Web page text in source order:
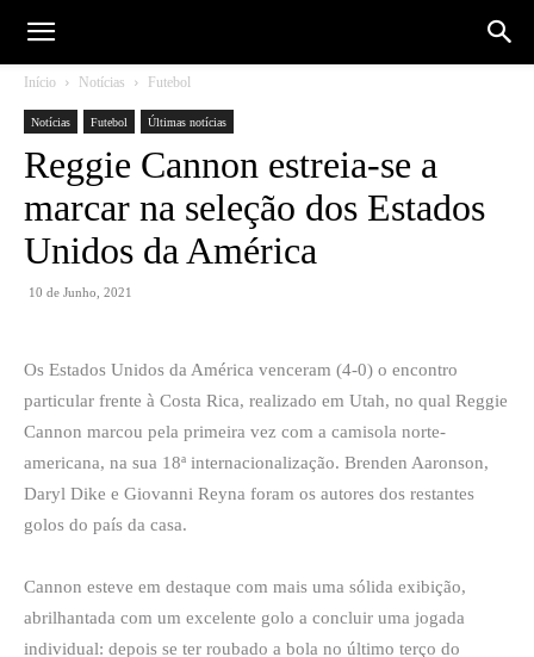
Início Notícias Futebol
Notícias Futebol Últimas notícias
Reggie Cannon estreia-se a
marcar na seleção dos Estados
Unidos da América
10 de Junho, 2021
Os Estados Unidos da América venceram (4-0) o encontro
particular frente à Costa Rica, realizado em Utah, no qual Reggie
Cannon marcou pela primeira vez com a camisola norte-
americana, na sua 18ª internacionalização. Brenden Aaronson,
Daryl Dike e Giovanni Reyna foram os autores dos restantes
golos do país da casa.
Cannon esteve em destaque com mais uma sólida exibição,
abrilhantada com um excelente golo a concluir uma jogada
individual: depois se ter roubado a bola no último terço do